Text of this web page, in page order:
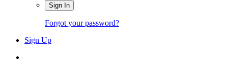
Sign In
Forgot your password?
Sign Up